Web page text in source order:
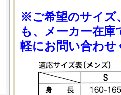
※ご希望のサイズ
も、メーカー在
軽にお問い合わせ